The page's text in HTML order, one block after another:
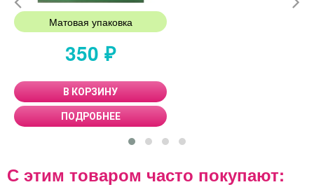
Матовая упаковка
350 ₽
В КОРЗИНУ
ПОДРОБНЕЕ
С этим товаром часто покупают: